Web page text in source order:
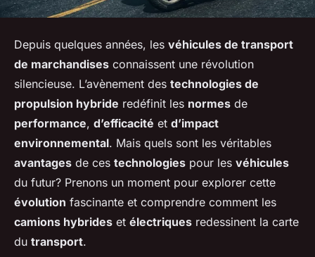
Depuis quelques années, les véhicules de transport
de marchandises connaissent une révolution
silencieuse. L’avènement des technologies de
propulsion hybride redéfinit les normes de
performance, d’efficacité et d’impact
environnemental. Mais quels sont les véritables
avantages de ces technologies pour les véhicules
du futur? Prenons un moment pour explorer cette
évolution fascinante et comprendre comment les
camions hybrides et électriques redessinent la carte
du transport.